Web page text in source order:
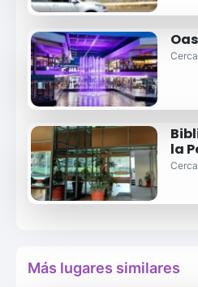
la
Más lugares similares